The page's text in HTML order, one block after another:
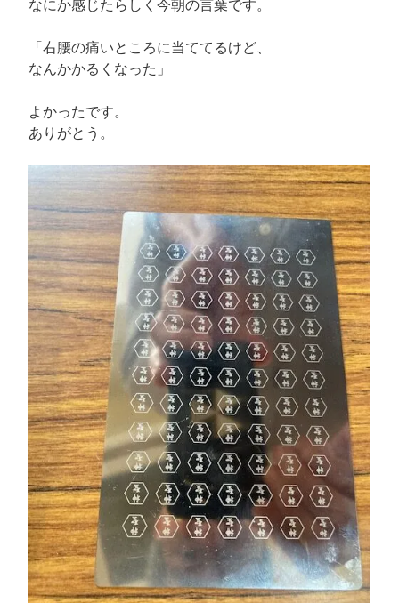
なにか感じたらしく今朝の言葉です。
「右腰の痛いところに当ててるけど、
なんかかるくなった」
よかったです。
ありがとう。